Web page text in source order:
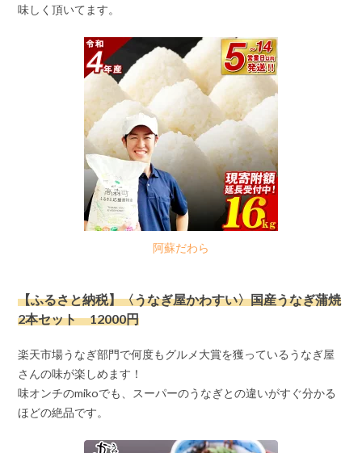
味しく頂いてます。
阿蘇だわら
【ふるさと納税】〈うなぎ屋かわすい〉国産うなぎ蒲焼
2本セット 12000円
楽天市場うなぎ部門で何度もグルメ大賞を獲っているうなぎ屋
さんの味が楽しめます！
味オンチのmikoでも、スーパーのうなぎとの違いがすぐ分かる
ほどの絶品です。